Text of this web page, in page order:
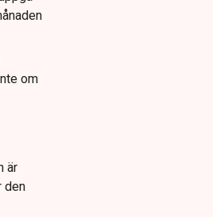
om
är
den